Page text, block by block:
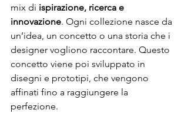
mix di ispirazione, ricerca e
innovazione. Ogni collezione nasce da
un’idea, un concetto o una storia che i
designer vogliono raccontare. Questo
concetto viene poi sviluppato in
disegni e prototipi, che vengono
affinati fino a raggiungere la
perfezione.